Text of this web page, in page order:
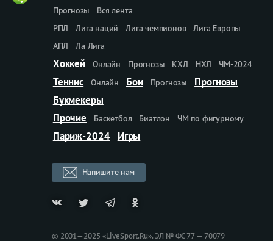
Прогнозы
Вся лента
РПЛ
Лига наций Лига чемпионов
Лига Европы
АПЛ
Ла Лига
Хоккей Онлайн Прогнозы КХЛ НХЛ ЧМ-2024
Теннис Онлайн Бои Прогнозы
Прогнозы
Букмекеры
Прочие
Баскетбол Биатлон ЧМ по фигурному
Париж-2024 Игры
Напишите нам
© 2001—2025 «LiveSport.Ru». ЭЛ № ФС 77 — 70079